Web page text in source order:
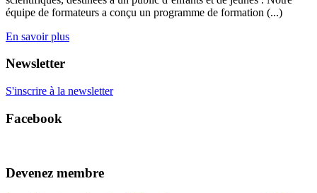
équipe de formateurs a conçu un programme de formation (...)
En savoir plus
Newsletter
S'inscrire à la newsletter
Facebook
Devenez membre